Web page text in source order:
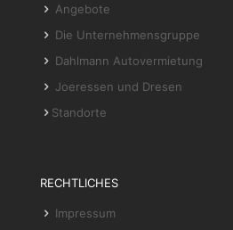
Angebote
Die Unternehmensgruppe
Dahlmann Autovermietung
Joeressen und Dresen
Standorte
RECHTLICHES
Impressum